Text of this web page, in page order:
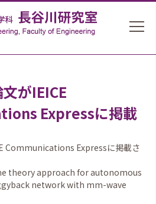
がIEICE
Expressに掲載
Communications Expressに掲載さ
theory approach for autonomous
network with mm-wave